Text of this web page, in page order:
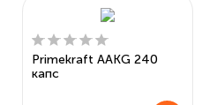
Primekraft AAKG 240
капс